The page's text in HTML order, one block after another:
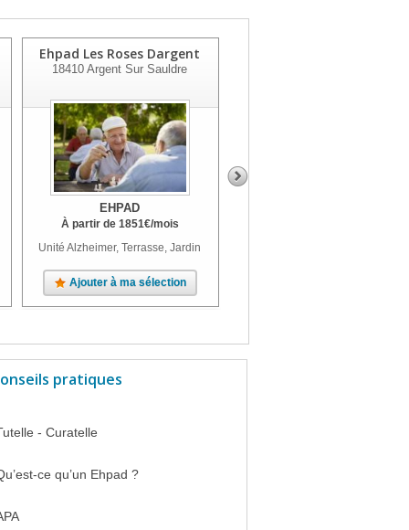
Ehpad Les Roses Dargent
18410 Argent Sur Sauldre
EHPAD
À partir de 1851€/mois
Unité Alzheimer, Terrasse, Jardin
Ajouter à ma sélection
pratiques
- Curatelle
ce qu’un Ehpad ?